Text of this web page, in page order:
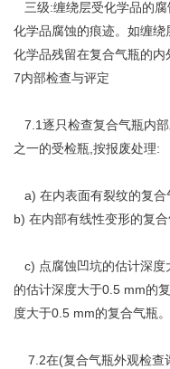
三级:缠绕层受化学品的
化学品腐蚀的痕迹。如缠
化学品残留在复合气瓶的内
7内部检查与评定
7.1逐只检查复合气瓶内
之一的受检瓶,按报废处理:
a) 在内表面有裂纹的复合
b) 在内部有线性变形的复
c) 点腐蚀凹坑的估计深度
的估计深度大于0.5 mm的
度大于0.5 mm的复合气瓶。
7.2在(复合气瓶外观检查